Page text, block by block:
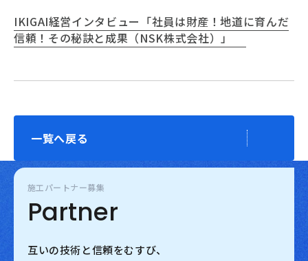
IKIGAI経営インタビュー「社員は財産！地道に育んだ
信頼！その秘訣と成果（NSK株式会社）」
一覧へ戻る
施工パートナー募集
Partner
互いの技術と信頼をむすび、